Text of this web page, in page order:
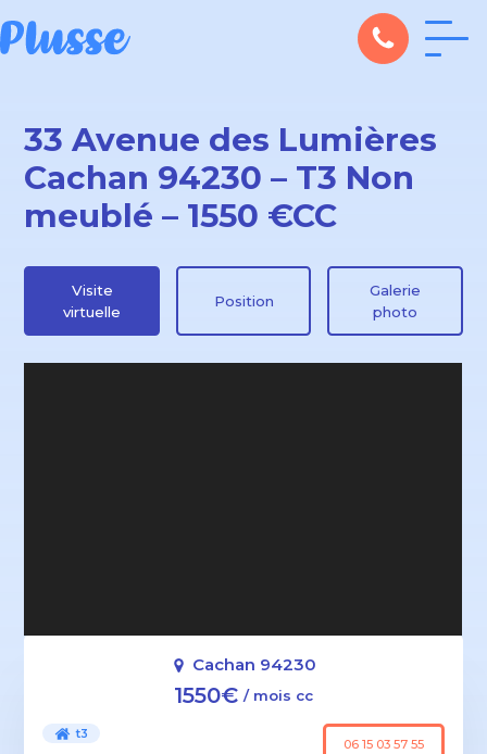
33 Avenue des Lumières
Cachan 94230 – T3 Non
meublé – 1550 €CC
Visite
virtuelle
Position
Galerie
photo
Cachan 94230
1550€ / mois cc
t3
06 15 03 57 55